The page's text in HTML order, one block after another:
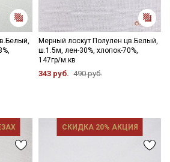
Мерный лоскут Полулен цв.Белый,
ш.1.5м, лен-30%, хлопок-70%,
147гр/м.кв
343 руб. 490 руб.
СКИДКА 20% АКЦИЯ